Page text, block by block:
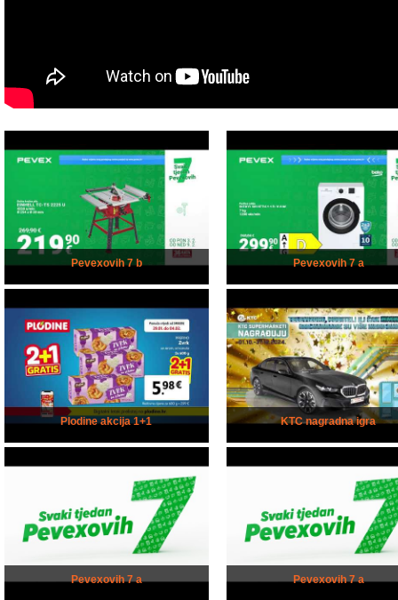
Pevexovih 7 b Pevexovih 7 a
Plodine akcija 1+1 KTC nagradna igra
Pevexovih 7 a Pevexovih 7 a